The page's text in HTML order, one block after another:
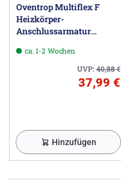
Oventrop Multiflex F
Heizkörper-
Anschlussarmatur
ca. 1-2 Wochen
UVP:40,88€
37,99 €
Hinzufügen